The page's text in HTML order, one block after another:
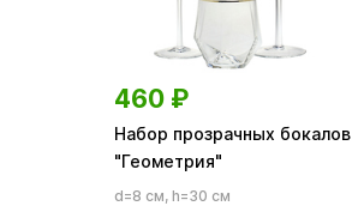
460 ₽
Набор прозрачных бокалов
"Геометрия"
d=8 см, h=30 см